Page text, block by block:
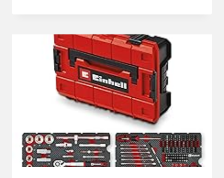
–
WERKZEUGKASTEN
(16″,
41X21X20CM,
WERKZEUGKOFFER
MIT